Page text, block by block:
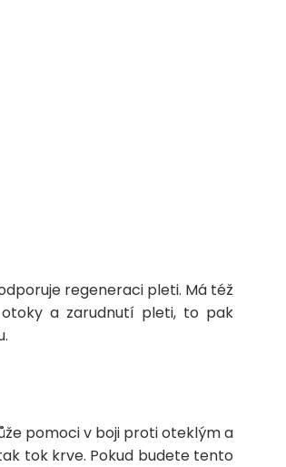
regeneraci pleti. Má též
a zarudnutí pleti, to pak
pomoci v boji proti oteklým a
tok krve. Pokud budete tento